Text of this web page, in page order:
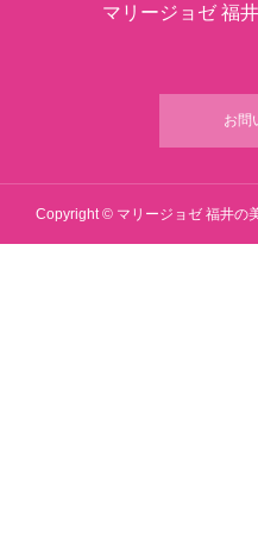
マリージョゼ 福
お問
Copyright © マリージョゼ 福井の